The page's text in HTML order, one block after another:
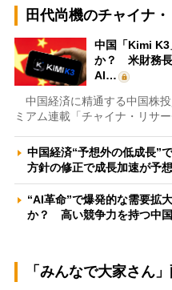
田代尚機のチャイナ
中国「Kimi K3
か？ 米財務長
AI…
中国経済に精通する中国株
ミアム連載「チャイナ・リサ
中国経済“予想外の低成長”
方針の修正で成長加速が予
“AI革命”で爆発的な需要拡
か？ 高い競争力を持つ中
「みんなで大家さん